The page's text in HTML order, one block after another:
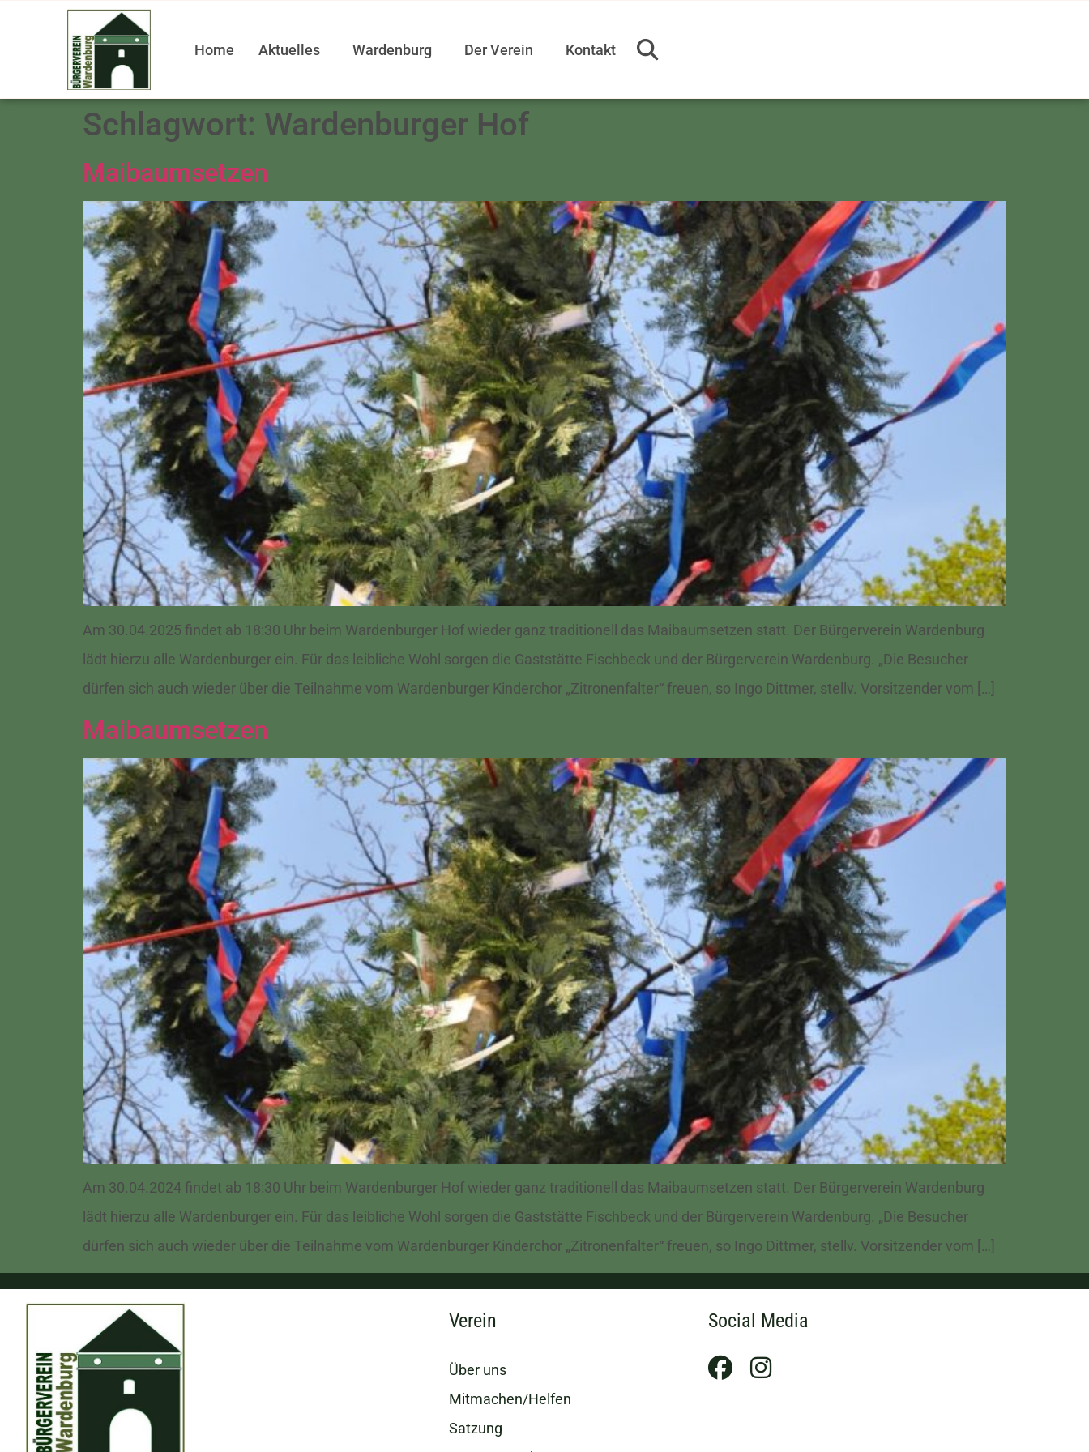
Home Aktuelles Wardenburg Der Verein Kontakt
Schlagwort: Wardenburger Hof
Maibaumsetzen
Am 30.04.2025 findet ab 18:30 Uhr beim Wardenburger Hof wieder ganz traditionell das Maibaumsetzen statt. Der Bürgerverein Wardenburg
lädt hierzu alle Wardenburger ein. Für das leibliche Wohl sorgen die Gaststätte Fischbeck und der Bürgerverein Wardenburg. „Die Besucher
dürfen sich auch wieder über die Teilnahme vom Wardenburger Kinderchor „Zitronenfalter“ freuen, so Ingo Dittmer, stellv. Vorsitzender vom […]
Maibaumsetzen
Am 30.04.2024 findet ab 18:30 Uhr beim Wardenburger Hof wieder ganz traditionell das Maibaumsetzen statt. Der Bürgerverein Wardenburg
lädt hierzu alle Wardenburger ein. Für das leibliche Wohl sorgen die Gaststätte Fischbeck und der Bürgerverein Wardenburg. „Die Besucher
dürfen sich auch wieder über die Teilnahme vom Wardenburger Kinderchor „Zitronenfalter“ freuen, so Ingo Dittmer, stellv. Vorsitzender vom […]
Verein
Über uns
Mitmachen/Helfen
Satzung
Social Media